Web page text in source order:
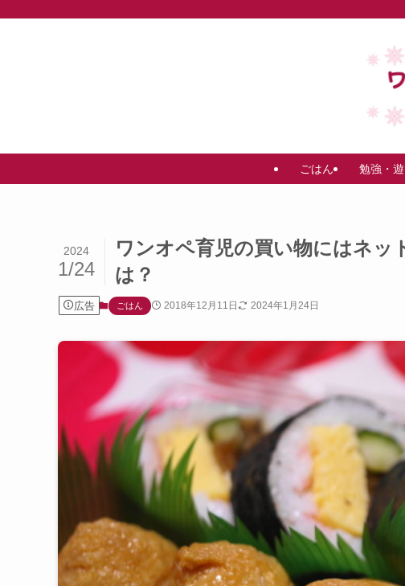
ごはん 勉強・
ワンオペ育児の買い物にはネッ
は？
2024
1/24
広告 ごはん 2018年12月11日 2024年1月24日